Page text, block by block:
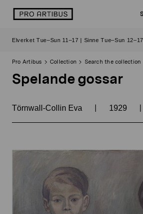
logo
Elverket Tue–Sun 11–17 | Sinne Tue–Sun 12–17
Pro Artibus Collection Search the collection
Spelande gossar
Törnwall-Collin Eva | 1929 |